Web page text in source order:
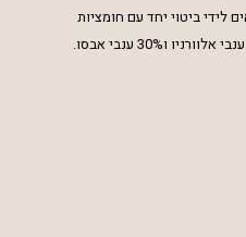
לידי ביטוי יחד עם חומציות